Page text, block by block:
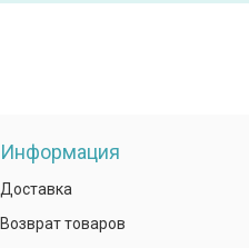
Информация
Доставка
Возврат товаров